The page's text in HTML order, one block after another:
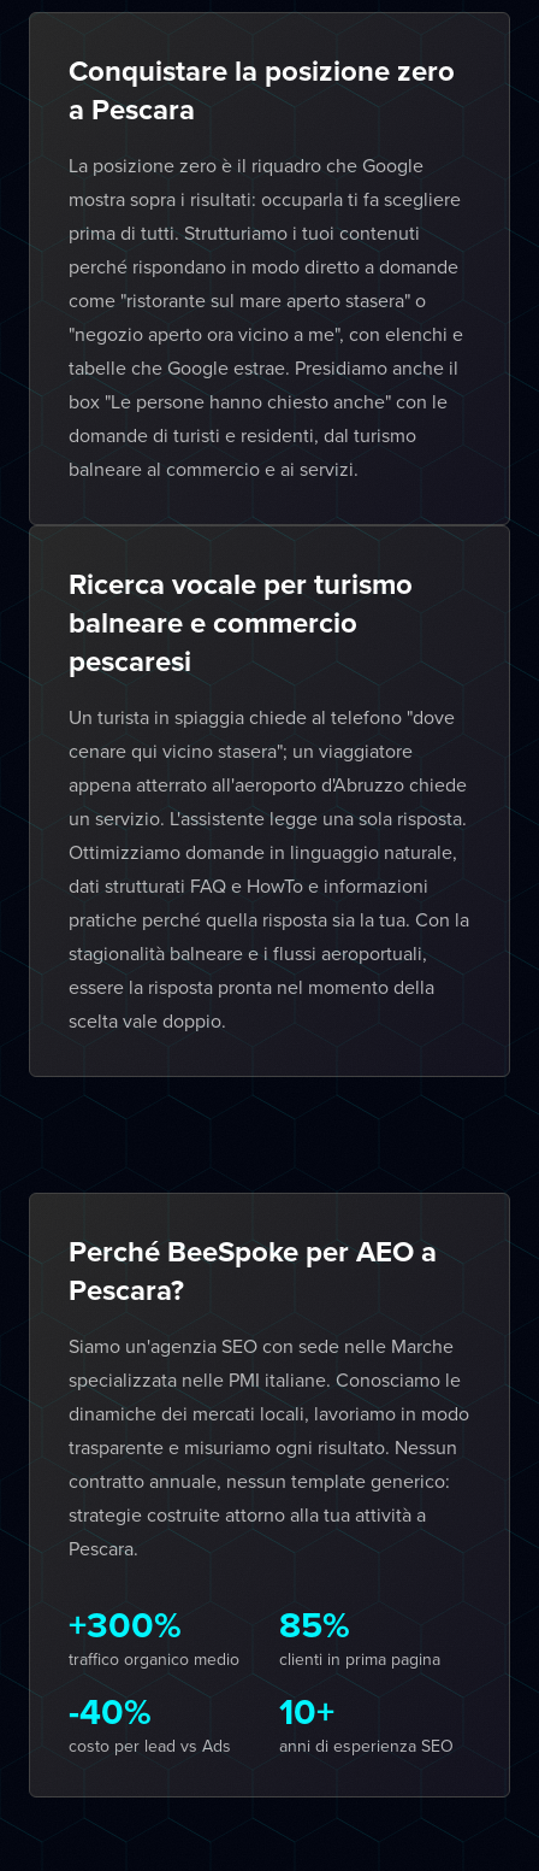
Conquistare la posizione zero
a Pescara
La posizione zero è il riquadro che Google
mostra sopra i risultati: occuparla ti fa scegliere
prima di tutti. Strutturiamo i tuoi contenuti
perché rispondano in modo diretto a domande
come "ristorante sul mare aperto stasera" o
"negozio aperto ora vicino a me", con elenchi e
tabelle che Google estrae. Presidiamo anche il
box "Le persone hanno chiesto anche" con le
domande di turisti e residenti, dal turismo
balneare al commercio e ai servizi.
Ricerca vocale per turismo
balneare e commercio
pescaresi
Un turista in spiaggia chiede al telefono "dove
cenare qui vicino stasera"; un viaggiatore
appena atterrato all'aeroporto d'Abruzzo chiede
un servizio. L'assistente legge una sola risposta.
Ottimizziamo domande in linguaggio naturale,
dati strutturati FAQ e HowTo e informazioni
pratiche perché quella risposta sia la tua. Con la
stagionalità balneare e i flussi aeroportuali,
essere la risposta pronta nel momento della
scelta vale doppio.
Perché BeeSpoke per AEO a
Pescara?
Siamo un'agenzia SEO con sede nelle Marche
specializzata nelle PMI italiane. Conosciamo le
dinamiche dei mercati locali, lavoriamo in modo
trasparente e misuriamo ogni risultato. Nessun
contratto annuale, nessun template generico:
strategie costruite attorno alla tua attività a
Pescara.
+300%
traffico organico medio
85%
clienti in prima pagina
-40%
costo per lead vs Ads
10+
anni di esperienza SEO